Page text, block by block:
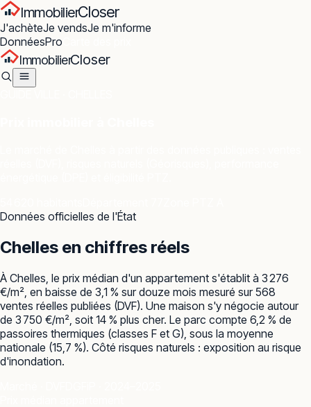
ImmobilierCloser
J'achèteJe vendsJe m'informe
DonnéesPro
ImmobilierCloser
Données officielles de l'État
Chelles en chiffres réels
À Chelles, le prix médian d'un appartement s'établit à 3 276
€/m², en baisse de 3,1 % sur douze mois mesuré sur 568
ventes réelles publiées (DVF). Une maison s'y négocie autour
de 3 750 €/m², soit 14 % plus cher. Le parc compte 6,2 % de
passoires thermiques (classes F et G), sous la moyenne
nationale (15,7 %). Côté risques naturels : exposition au risque
d'inondation.